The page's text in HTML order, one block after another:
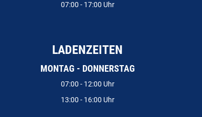
07:00 - 17:00 Uhr
LADENZEITEN
MONTAG - DONNERSTAG
07:00 - 12:00 Uhr
13:00 - 16:00 Uhr